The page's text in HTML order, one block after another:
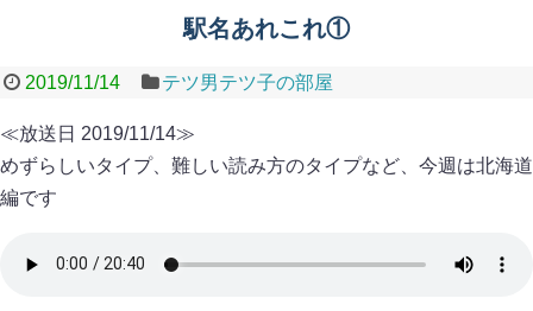
駅名あれこれ①
2019/11/14 テツ男テツ子の部屋
≪放送日 2019/11/14≫
めずらしいタイプ、難しい読み方のタイプなど、今週は北海道
編です